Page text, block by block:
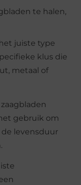
te halen,
juiste type
klus die
metaal of
gebruik om
levensduur